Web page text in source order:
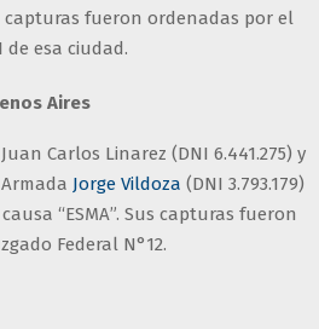
capturas fueron ordenadas por el
de esa ciudad.
Aires
Carlos Linarez (DNI 6.441.275) y
Jorge Vildoza (DNI 3.793.179)
“ESMA”. Sus capturas fueron
Federal N°12.